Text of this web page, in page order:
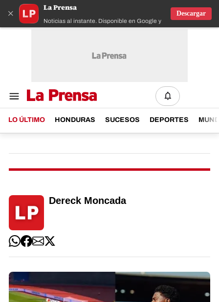
×
La Prensa
Noticias al instante. Disponible en Google y IOS
Descargar
LO ÚLTIMO HONDURAS SUCESOS DEPORTES
Dereck Moncada